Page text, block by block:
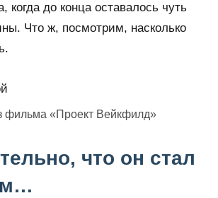
до конца оставалось чуть
Что ж, посмотрим, насколько
фильма «Проект Вейкфилд»
что он стал